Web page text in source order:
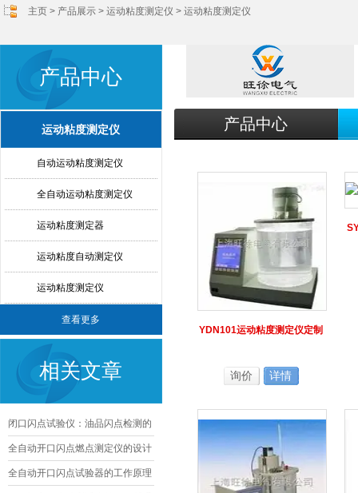
主页 > 产品展示 > 运动粘度测定仪 > 运动粘度测定仪
产品中心
运动粘度测定仪
自动运动粘度测定仪
全自动运动粘度测定仪
运动粘度测定器
运动粘度自动测定仪
运动粘度测定仪
查看更多
相关文章
闭口闪点试验仪：油品闪点检测的
核心精准工具
全自动开口闪点燃点测定仪的设计
与优化
全自动开口闪点试验器的工作原理
产品中心
YDN101运动粘度测定仪定制
询价 详情